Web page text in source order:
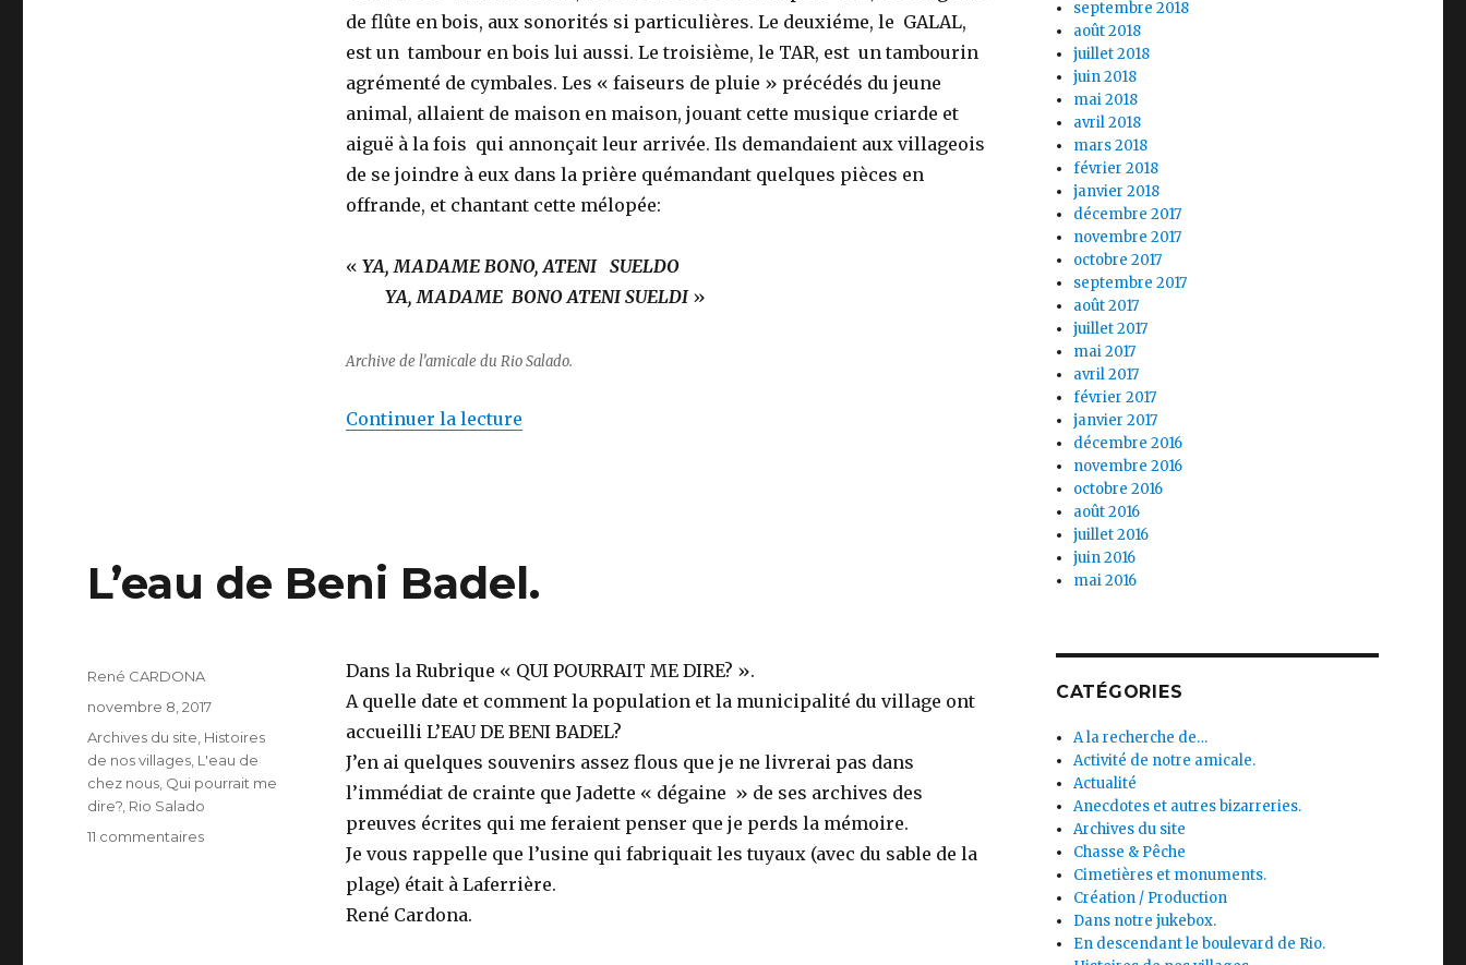
de flûte en bois, aux sonorités si particulières. Le deuxiéme, le GALAL,
est un tambour en bois lui aussi. Le troisième, le TAR, est un tambourin
agrémenté de cymbales. Les « faiseurs de pluie » précédés du jeune
animal, allaient de maison en maison, jouant cette musique criarde et
aiguë à la fois qui annonçait leur arrivée. Ils demandaient aux villageois
de se joindre à eux dans la prière quémandant quelques pièces en
offrande, et chantant cette mélopée:
« YA, MADAME BONO, ATENI SUELDO
YA, MADAME BONO ATENI SUELDI»
Archive de l’amicale du Rio Salado.
Continuer la lecturede « Les faiseurs de pluie. »
L’eau de Beni Badel.
Dans la Rubrique « QUI POURRAIT ME DIRE? ».
A quelle date et comment la population et la municipalité du village ont
accueilli L’EAU DE BENI BADEL?
J’en ai quelques souvenirs assez flous que je ne livrerai pas dans
l’immédiat de crainte que Jadette « dégaine » de ses archives des
preuves écrites qui me feraient penser que je perds la mémoire.
Je vous rappelle que l’usine qui fabriquait les tuyaux (avec du sable de la
plage) était à Laferrière.
René Cardona.
Auteur
René CARDONA
Publié
novembre 8, 2017
Catégories
Archives du site Histoires
de nos villages L'eau de
chez nous Qui pourrait me
dire? Rio Salado
11 commentairessur
septembre 2018
août 2018
juillet 2018
juin 2018
mai 2018
avril 2018
mars 2018
février 2018
janvier 2018
décembre 2017
novembre 2017
octobre 2017
septembre 2017
août 2017
juillet 2017
mai 2017
avril 2017
février 2017
janvier 2017
décembre 2016
novembre 2016
octobre 2016
août 2016
juillet 2016
juin 2016
mai 2016
CATÉGORIES
A la recherche de…
Activité de notre amicale.
Actualité
Anecdotes et autres bizarreries.
Archives du site
Chasse & Pêche
Cimetières et monuments.
Création / Production
Dans notre jukebox.
En descendant le boulevard de Rio.